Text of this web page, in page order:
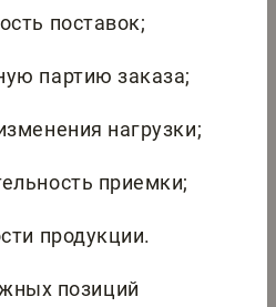
поставок;
партию заказа;
нагрузки;
приемки;
продукции.
позиций